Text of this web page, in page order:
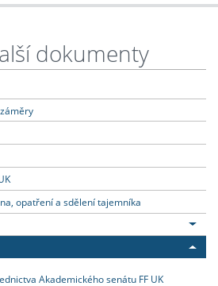
dokumenty
opatření a sdělení tajemníka
Akademického senátu FF UK